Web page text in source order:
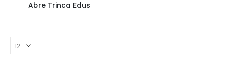
Abre Trinca Edus